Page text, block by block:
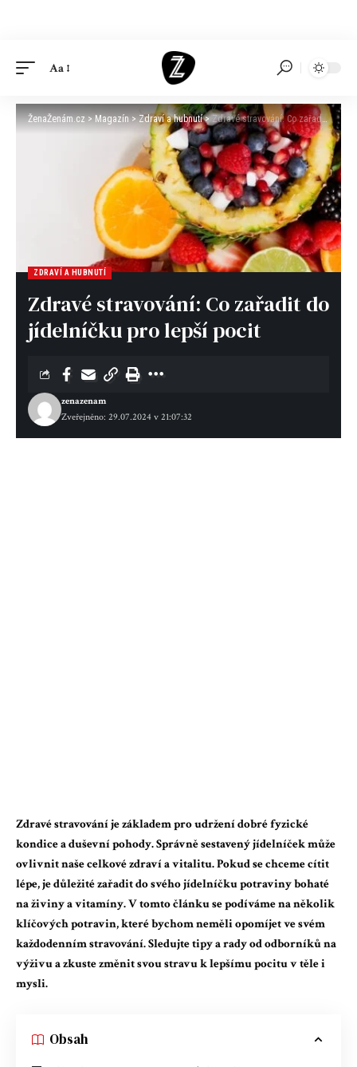
Aa
ŽenaŽenám.cz>Magazín>Zdraví a hubnutí>Zdravé stravování: Co zařadit do jídelníčku pro lepší pocit
ZDRAVÍ A HUBNUTÍ
Zdravé stravování: Co zařadit do
jídelníčku pro lepší pocit
Zveřejněno: 29.07.2024 v 21:07:32
zenazenam
Zdravé stravování je základem pro udržení dobré fyzické
kondice a duševní pohody. Správně sestavený jídelníček může
ovlivnit naše celkové zdraví a vitalitu. Pokud se chceme cítit
lépe, je důležité zařadit do svého jídelníčku potraviny bohaté
na živiny a vitamíny. V tomto článku se podíváme na několik
klíčových potravin, které bychom neměli opomíjet ve svém
každodenním stravování. Sledujte tipy a rady od odborníků na
výživu a zkuste změnit svou stravu k lepšímu pocitu v těle i
mysli.
Obsah